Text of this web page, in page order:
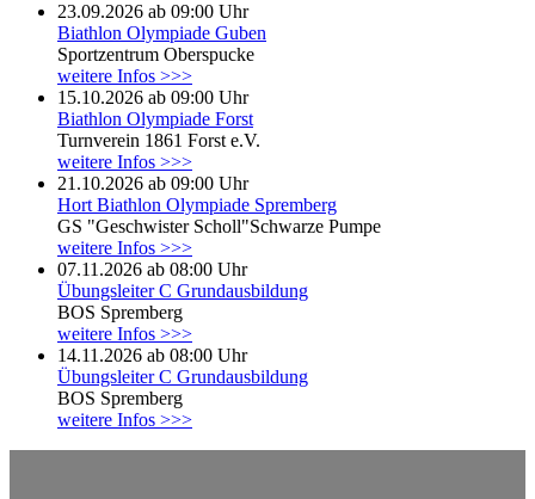
23.09.2026 ab 09:00 Uhr
Biathlon Olympiade Guben
Sportzentrum Oberspucke
weitere Infos >>>
15.10.2026 ab 09:00 Uhr
Biathlon Olympiade Forst
Turnverein 1861 Forst e.V.
weitere Infos >>>
21.10.2026 ab 09:00 Uhr
Hort Biathlon Olympiade Spremberg
GS "Geschwister Scholl"Schwarze Pumpe
weitere Infos >>>
07.11.2026 ab 08:00 Uhr
Übungsleiter C Grundausbildung
BOS Spremberg
weitere Infos >>>
14.11.2026 ab 08:00 Uhr
Übungsleiter C Grundausbildung
BOS Spremberg
weitere Infos >>>